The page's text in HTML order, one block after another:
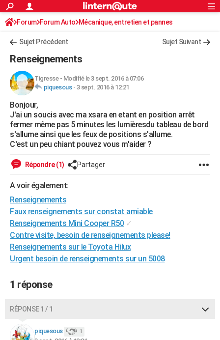
ACTUALITÉS
Politique
Société
Faits Divers
Education
Monde
Villes
+
FINANCE
Retraite
Impôts
Epargne
Immobilier
Risques naturels par ville
Banque
Assurance
Crédit
AUTO
Essais
Réserver un essai
Citadines
Berlines
SUV
Forum auto
+HIGH-TECH
Mobiles
Meilleur smartphone
Internet
Ordinateurs
Jeux vidéo
Guide high-tech
+BRICOLAGE
Forum
Aménagement intérieur
Extérieur
Cuisine
Salle de bains
Jardinage
Rangement
Guides de France
Escapades
Patrimoine
Expositions
Musées
Week-end nature
Art de vivre
Bien-être
Loisirs
Mode
Modes de vie
Alimentation
Guide de la santé
Maladies
Médicaments
Sommeil
VOYAGE
Destinations
Voyage nature
Voyage de noces
PHOTO
GUIDES D'ACHAT
CARTE DE VOEUX
Carte de Noël
Carte Bonne année
Carte Saint-Valentin
Carte Pâques
Carte d'anniversaire
DICTIONNAIRE
Dictionnaire
Biographies
Citations
Expressions
Proverbes
PROGRAMME TV
Rechercher
S'inscrire
Connexion
Forum Forum Auto Mécanique, entretien et pannes
Sujet Précédent Sujet Suivant
Renseignements
Tigresse- Modifié le 3 sept. 2016 à 07:06
piquesous- 3 sept. 2016 à 12:21
Bonjour,
J'ai un soucis avec ma xsara en etant en position arrêt
fermer même pas 5 minutes les lumièresdu tableau de bord
s'allume ainsi que les feux de positions s'allume.
C'est un peu chiant pouvez vous m'aider ?
Répondre (1) Partager
A voir également:
Renseignements
Faux renseignements sur constat amiable
Renseignements Mini Cooper R50 ✓
Contre visite, besoin de renseignements please!
Renseignements sur le Toyota Hilux
Urgent besoin de renseignements sur un 5008
1 réponse
RÉPONSE 1 / 1
piquesous 1